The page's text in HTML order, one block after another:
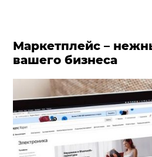
Маркетплейс –
вашего бизнеса